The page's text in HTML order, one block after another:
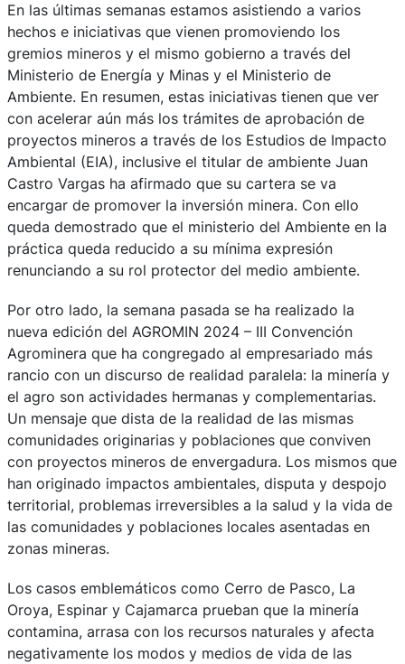
En las últimas semanas estamos asistiendo a varios
hechos e iniciativas que vienen promoviendo los
gremios mineros y el mismo gobierno a través del
Ministerio de Energía y Minas y el Ministerio de
Ambiente. En resumen, estas iniciativas tienen que ver
con acelerar aún más los trámites de aprobación de
proyectos mineros a través de los Estudios de Impacto
Ambiental (EIA), inclusive el titular de ambiente Juan
Castro Vargas ha afirmado que su cartera se va
encargar de promover la inversión minera. Con ello
queda demostrado que el ministerio del Ambiente en la
práctica queda reducido a su mínima expresión
renunciando a su rol protector del medio ambiente.
Por otro lado, la semana pasada se ha realizado la
nueva edición del AGROMIN 2024 – III Convención
Agrominera que ha congregado al empresariado más
rancio con un discurso de realidad paralela: la minería y
el agro son actividades hermanas y complementarias.
Un mensaje que dista de la realidad de las mismas
comunidades originarias y poblaciones que conviven
con proyectos mineros de envergadura. Los mismos que
han originado impactos ambientales, disputa y despojo
territorial, problemas irreversibles a la salud y la vida de
las comunidades y poblaciones locales asentadas en
zonas mineras.
Los casos emblemáticos como Cerro de Pasco, La
Oroya, Espinar y Cajamarca prueban que la minería
contamina, arrasa con los recursos naturales y afecta
negativamente los modos y medios de vida de las